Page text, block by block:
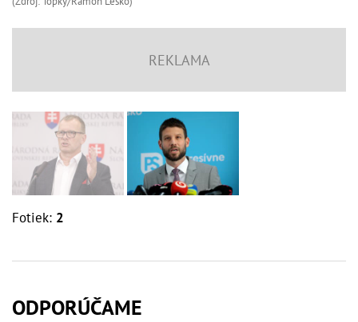
Fotiek: 2
ODPORÚČAME